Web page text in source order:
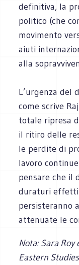
definitiva, la
politico (che
movimento
aiuti
alla
L’urgenza del
come scrive
totale ripresa
il ritiro delle
le perdite di
lavoro
pensare che il
duraturi effetti
persisteranno
attenuate le
Nota: Sara
Eastern